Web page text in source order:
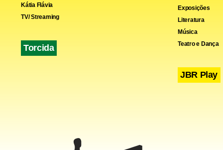
Kátia Flávia
TV/ Streaming
Torcida
Exposições
Literatura
Música
Teatro e Dança
JBR Play